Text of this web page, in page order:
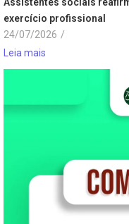
exercício profissional
24/07/2026 /
Leia mais